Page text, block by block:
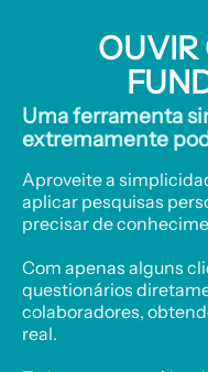
OUVIR
Uma ferramenta
extremamente
Aproveite a
aplicar pesquisas
precisar de
Com apenas alguns
questionários
colaboradores,
real.